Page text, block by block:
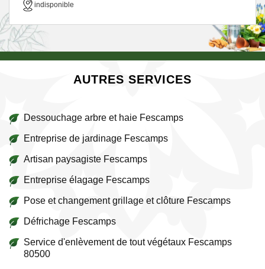
indisponible
AUTRES SERVICES
Dessouchage arbre et haie Fescamps
Entreprise de jardinage Fescamps
Artisan paysagiste Fescamps
Entreprise élagage Fescamps
Pose et changement grillage et clôture Fescamps
Défrichage Fescamps
Service d'enlèvement de tout végétaux Fescamps
80500